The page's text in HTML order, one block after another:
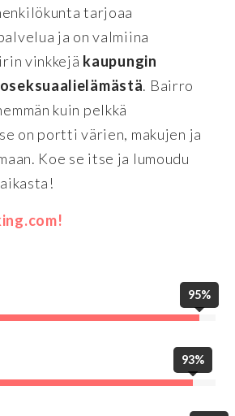
tarjoaa
ja on valmiina
vinkkejä kaupungin
. Bairro
kuin pelkkä
on portti värien, makujen ja
Koe se itse ja lumoudu
95%
93%